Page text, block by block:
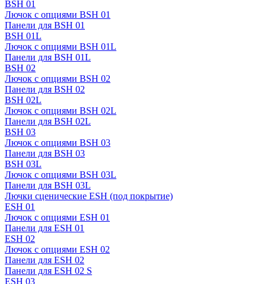
BSH 01
Лючок с опциями BSH 01
Панели для BSH 01
BSH 01L
Лючок с опциями BSH 01L
Панели для BSH 01L
BSH 02
Лючок с опциями BSH 02
Панели для BSH 02
BSH 02L
Лючок с опциями BSH 02L
Панели для BSH 02L
BSH 03
Лючок с опциями BSH 03
Панели для BSH 03
BSH 03L
Лючок с опциями BSH 03L
Панели для BSH 03L
Лючки сценические ESH (под покрытие)
ESH 01
Лючок с опциями ESH 01
Панели для ESH 01
ESH 02
Лючок с опциями ESH 02
Панели для ESH 02
Панели для ESH 02 S
ESH 03